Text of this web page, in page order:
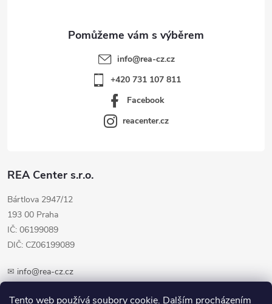
Tento web používá soubory cookie. Dalším procházením
REA Center s.r.o.
Bártlova 2947/12
193 00 Praha
IČ: 06199089
DIČ: CZ06199089
✉ info@rea-cz.cz
info@rea-cz.cz
+420 731 107 811
Facebook
reacenter.cz